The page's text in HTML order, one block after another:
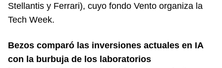
Stellantis y Ferrari), cuyo fondo Vento organiza la
Tech Week.
Bezos comparó las inversiones actuales en IA
con la burbuja de los laboratorios